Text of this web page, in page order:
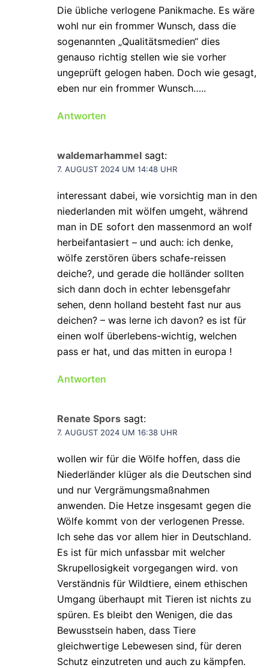
Die übliche verlogene Panikmache. Es wäre
wohl nur ein frommer Wunsch, dass die
sogenannten „Qualitätsmedien“ dies
genauso richtig stellen wie sie vorher
ungeprüft gelogen haben. Doch wie gesagt,
eben nur ein frommer Wunsch…..
Antworten
waldemarhammel sagt:
7. AUGUST 2024 UM 14:48 UHR
interessant dabei, wie vorsichtig man in den
niederlanden mit wölfen umgeht, während
man in DE sofort den massenmord an wolf
herbeifantasiert – und auch: ich denke,
wölfe zerstören übers schafe-reissen
deiche?, und gerade die holländer sollten
sich dann doch in echter lebensgefahr
sehen, denn holland besteht fast nur aus
deichen? – was lerne ich davon? es ist für
einen wolf überlebens-wichtig, welchen
pass er hat, und das mitten in europa !
Antworten
Renate Spors sagt:
7. AUGUST 2024 UM 16:38 UHR
wollen wir für die Wölfe hoffen, dass die
Niederländer klüger als die Deutschen sind
und nur Vergrämungsmaßnahmen
anwenden. Die Hetze insgesamt gegen die
Wölfe kommt von der verlogenen Presse.
Ich sehe das vor allem hier in Deutschland.
Es ist für mich unfassbar mit welcher
Skrupellosigkeit vorgegangen wird. von
Verständnis für Wildtiere, einem ethischen
Umgang überhaupt mit Tieren ist nichts zu
spüren. Es bleibt den Wenigen, die das
Bewusstsein haben, dass Tiere
gleichwertige Lebewesen sind, für deren
Schutz einzutreten und auch zu kämpfen.